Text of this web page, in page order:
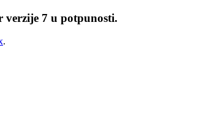
verzije 7 u potpunosti.
.